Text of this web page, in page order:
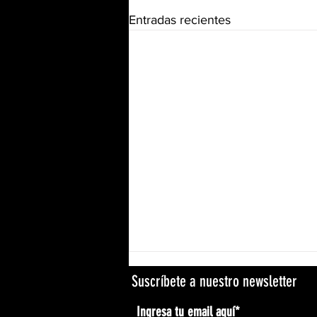
Entradas recientes
Suscríbete a nuestro newsletter